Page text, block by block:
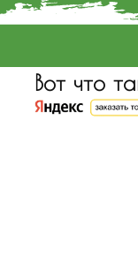
Вот что